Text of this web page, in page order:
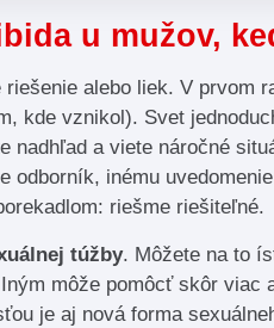
u mužov,
alebo liek. V prvom
kde vznikol). Svet
nadhľad a viete náročné
odborník, inému
riešme riešiteľné.
túžby. Môžete na to
môže pomôcť skôr viac
je aj nová forma